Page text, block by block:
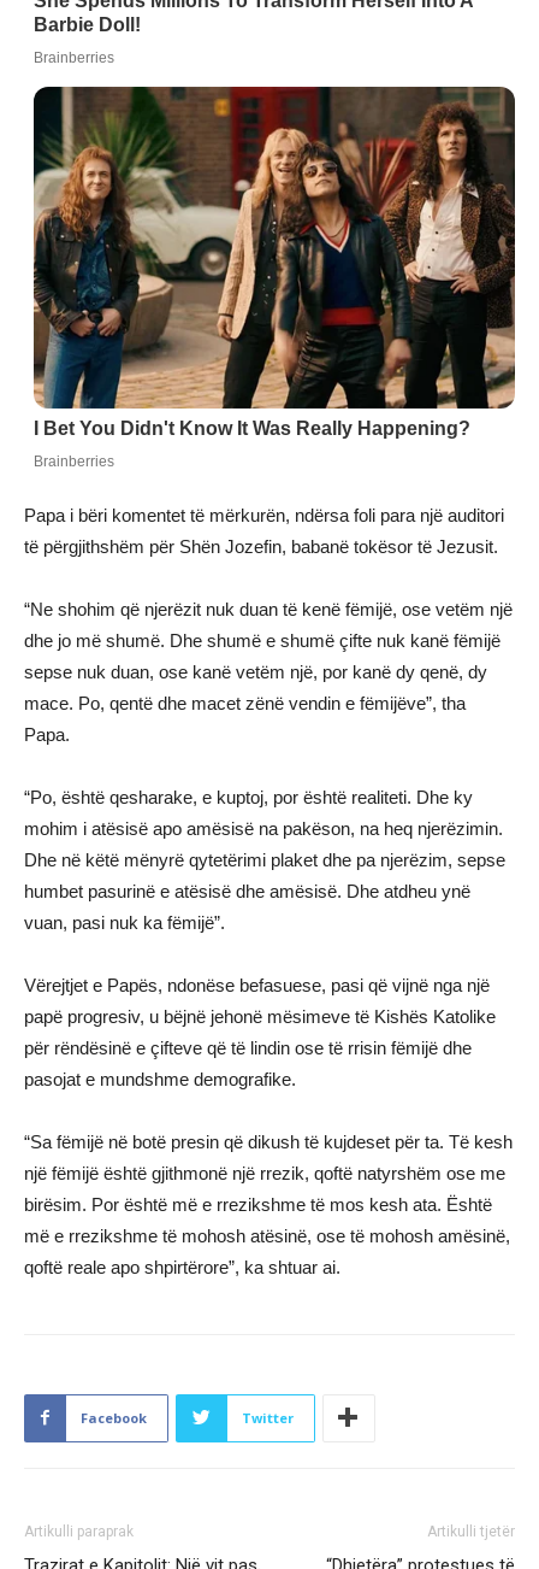
Papa i bëri komentet të mërkurën, ndërsa foli para një auditori
të përgjithshëm për Shën Jozefin, babanë tokësor të Jezusit.
“Ne shohim që njerëzit nuk duan të kenë fëmijë, ose vetëm një
dhe jo më shumë. Dhe shumë e shumë çifte nuk kanë fëmijë
sepse nuk duan, ose kanë vetëm një, por kanë dy qenë, dy
mace. Po, qentë dhe macet zënë vendin e fëmijëve”, tha
Papa.
“Po, është qesharake, e kuptoj, por është realiteti. Dhe ky
mohim i atësisë apo amësisë na pakëson, na heq njerëzimin.
Dhe në këtë mënyrë qytetërimi plaket dhe pa njerëzim, sepse
humbet pasurinë e atësisë dhe amësisë. Dhe atdheu ynë
vuan, pasi nuk ka fëmijë”.
Vërejtjet e Papës, ndonëse befasuese, pasi që vijnë nga një
papë progresiv, u bëjnë jehonë mësimeve të Kishës Katolike
për rëndësinë e çifteve që të lindin ose të rrisin fëmijë dhe
pasojat e mundshme demografike.
“Sa fëmijë në botë presin që dikush të kujdeset për ta. Të kesh
një fëmijë është gjithmonë një rrezik, qoftë natyrshëm ose me
birësim. Por është më e rrezikshme të mos kesh ata. Është
më e rrezikshme të mohosh atësinë, ose të mohosh amësinë,
qoftë reale apo shpirtërore”, ka shtuar ai.
Facebook Twitter
Artikulli paraprak Artikulli tjetër